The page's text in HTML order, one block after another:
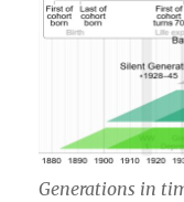
Generations in